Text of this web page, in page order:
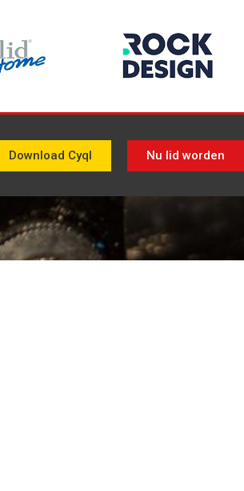
Download Cyql Nu lid worden